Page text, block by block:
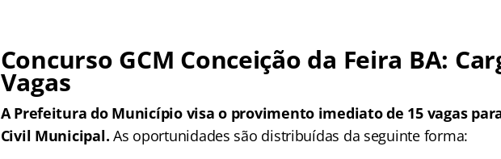
Concurso GCM Conceição da Feira BA:
Vagas
A Prefeitura do Município visa o provimento imediato de 15 vagas
Civil Municipal.As oportunidades são distribuídas da seguinte forma: